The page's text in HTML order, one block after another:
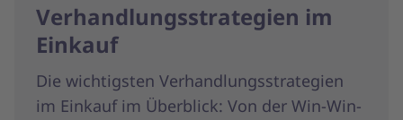
Verhandlungsstrategien im
Einkauf
Die wichtigsten Verhandlungsstrategien
im Einkauf im Überblick: Von der Win-Win-